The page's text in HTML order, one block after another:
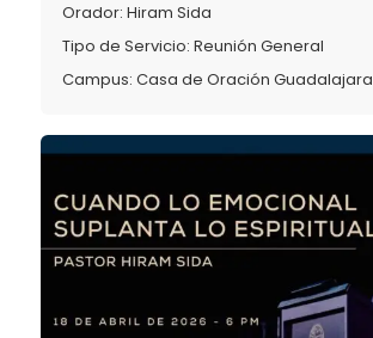
Orador: Hiram Sida
Tipo de Servicio: Reunión General
Campus: Casa de Oración Guadalajara